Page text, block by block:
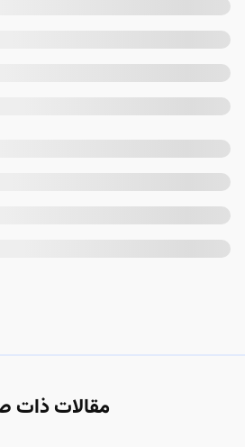
مقالات ذات